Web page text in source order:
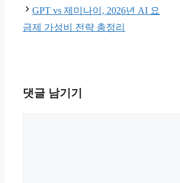
리
GPT vs 제미나이, 2026년 AI 요
금제 가성비 전략 총정리
댓글 남기기